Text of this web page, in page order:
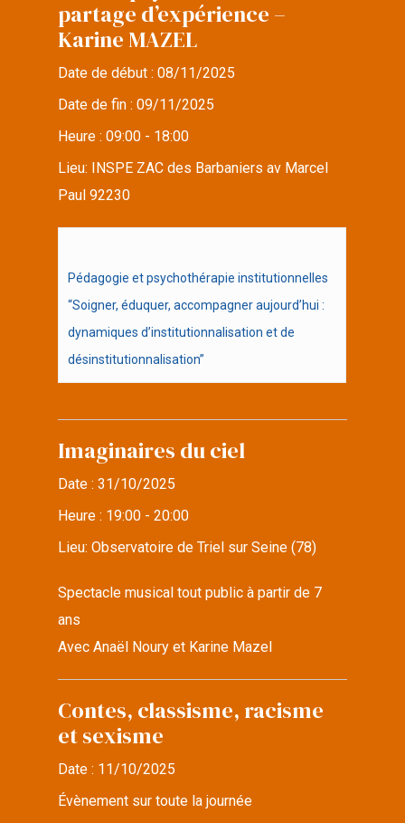
partage d’expérience –
Karine MAZEL
Date de début :08/11/2025
Date de fin :09/11/2025
Heure :09:00 - 18:00
Lieu:
INSPE ZAC des Barbaniers av Marcel
Paul 92230
Pédagogie et psychothérapie institutionnelles
“Soigner, éduquer, accompagner aujourd’hui :
dynamiques d’institutionnalisation et de
désinstitutionnalisation”
Imaginaires du ciel
Date :31/10/2025
Heure : 19:00 - 20:00
Lieu:Observatoire de Triel sur Seine (78)
Spectacle musical tout public à partir de 7
ans
Avec Anaël Noury et Karine Mazel
Contes, classisme, racisme
et sexisme
Date : 11/10/2025
Évènement sur toute la journée